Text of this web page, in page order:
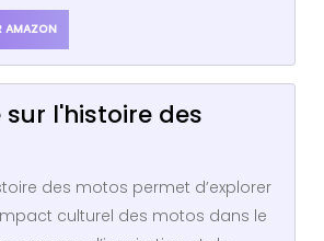
AMAZON
sur l'histoire des
des motos permet d’explorer
culturel des motos dans le